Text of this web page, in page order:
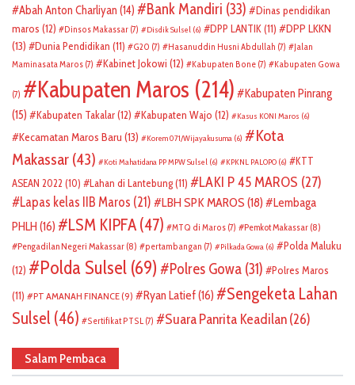
Abah Anton Charliyan (14) Bank Mandiri (33)
Dinas pendidikan
maros (12) Dinsos Makassar (7) Disdik Sulsel (6) DPP LANTIK(11)
DPP LKKN
(13)
Dunia Pendidikan (11) G20 (7) Hasanuddin Husni Abdullah (7)
Jalan
Maminasata Maros (7) Kabinet Jokowi (12) Kabupaten Bone (7) Kabupaten Gowa
(7) Kabupaten Maros (214)
Kabupaten Pinrang
(15)
Kabupaten Takalar(12) Kabupaten Wajo (12) Kasus KONI Maros (6)
Kecamatan Maros Baru (13) Korem 071/Wijayakusuma (6)
Kota
Makassar (43) Koti Mahatidana PP MPW Sulsel (6) KPKNL PALOPO (6)
KTT
ASEAN 2022 (10) Lahan di Lantebung(11) LAKI P 45 MAROS (27)
Lapas kelas IIB Maros (21) LBH SPK MAROS (18)
Lembaga
PHLH (16) LSM KIPFA (47) MTQ di Maros (7) Pemkot Makassar (8)
Pengadilan Negeri Makassar (8) pertambangan (7) Pilkada Gowa (6)
Polda Maluku
(12)
Polda Sulsel (69) Polres Gowa (31)
Polres Maros
(11)
PT AMANAH FINANCE(9) Ryan Latief(16)
Sengeketa Lahan
Sulsel (46) Sertifikat PTSL (7) Suara Panrita Keadilan(26)
Salam Pembaca